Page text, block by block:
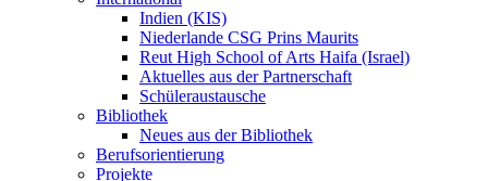
Indien (KIS)
Niederlande CSG Prins Maurits
Reut High School of Arts Haifa (Israel)
Aktuelles aus der Partnerschaft
Schüleraustausche
Bibliothek
Neues aus der Bibliothek
Berufsorientierung
Projekte